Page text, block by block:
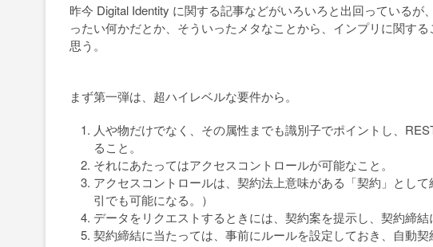
昨今 Digital Identity に関する記事などがいろいろと出回っている
ったい何かだとか、そういったメタなことから、インプリに関す
思う。
まず第一弾は、超ハイレベルな要件から。
人や物だけでなく、その属性までも識別子でポイントし、
ること。
それにあたってはアクセスコントロールが可能なこと。
アクセスコントロールは、契約法上意味がある「契約」とし
引でも可能になる。）
データをリクエストするときには、契約案を提示し、契約締結
契約締結に当たっては、事前にルールを設定しておき、自動契